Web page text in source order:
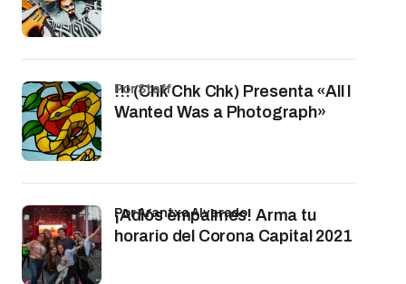
!!! (Chk Chk Chk) Presenta «All I
Wanted Was a Photograph»
por Staff
¡Adiós empalmes! Arma tu
horario del Corona Capital 2021
por Arantxa Alvarado